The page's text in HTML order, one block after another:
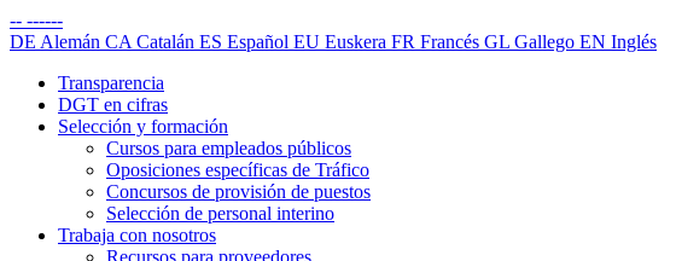
-- ------
DE Alemán CA Catalán ES Español EU Euskera FR Francés GL Gallego EN Inglés
Transparencia
DGT en cifras
Selección y formación
Cursos para empleados públicos
Oposiciones específicas de Tráfico
Concursos de provisión de puestos
Selección de personal interino
Trabaja con nosotros
Recursos para proveedores